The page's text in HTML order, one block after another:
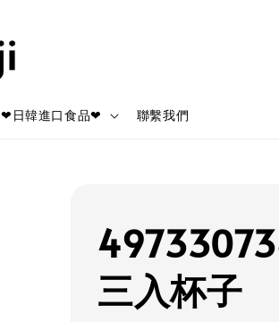
❤日韓進口食品❤ 聯繫我們
三入杯子